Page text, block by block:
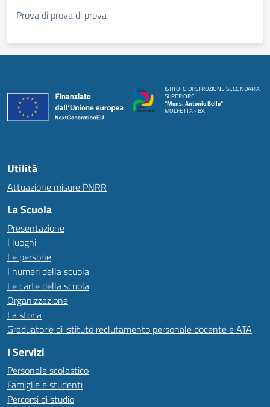
Prova di prova di prova
ISTITUTO DI ISTRUZIONE SECONDARIA
SUPERIORE
"Mons. Antonio Bello"
MOLFETTA - BA
Utilità
Attuazione misure PNRR
La Scuola
Presentazione
I luoghi
Le persone
I numeri della scuola
Le carte della scuola
Organizzazione
La storia
Graduatorie di istituto reclutamento personale docente e ATA
I Servizi
Personale scolastico
Famiglie e studenti
Percorsi di studio